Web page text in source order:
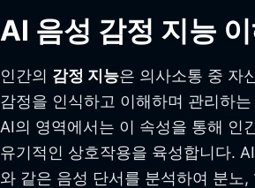
AI 음성 감정 지능
인간의 감정 지능은 의사소통 중 자
감정을 인식하고 이해하며 관리하
AI의 영역에서는 이 속성을 통해 인
유기적인 상호작용을 육성합니다.
와 같은 음성 단서를 분석하여 분노